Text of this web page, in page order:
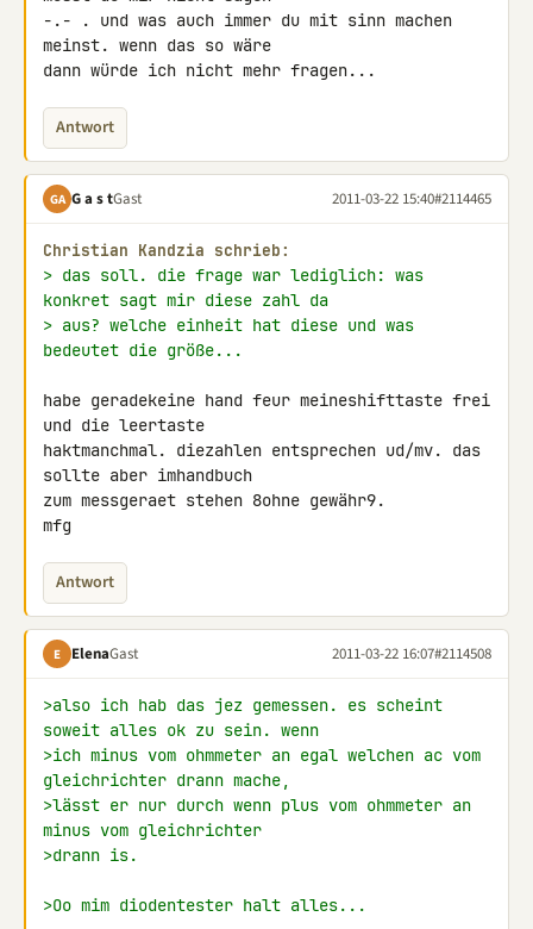
-.- . und was auch immer du mit sinn machen
meinst. wenn das so wäre
dann würde ich nicht mehr fragen...
Antwort
GA G a s tGast 2011-03-22 15:40#2114465
Christian Kandzia schrieb:
> das soll. die frage war lediglich: was
konkret sagt mir diese zahl da
> aus? welche einheit hat diese und was
bedeutet die größe...
habe geradekeine hand feur meineshifttaste frei
und die leertaste
haktmanchmal. diezahlen entsprechen ud/mv. das
sollte aber imhandbuch
zum messgeraet stehen 8ohne gewähr9.
mfg
Antwort
E ElenaGast 2011-03-22 16:07#2114508
>also ich hab das jez gemessen. es scheint
soweit alles ok zu sein. wenn
>ich minus vom ohmmeter an egal welchen ac vom
gleichrichter drann mache,
>lässt er nur durch wenn plus vom ohmmeter an
minus vom gleichrichter
>drann is.
>Oo mim diodentester halt alles...